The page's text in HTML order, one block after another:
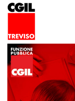
LAVORATORI
PENSIONATI